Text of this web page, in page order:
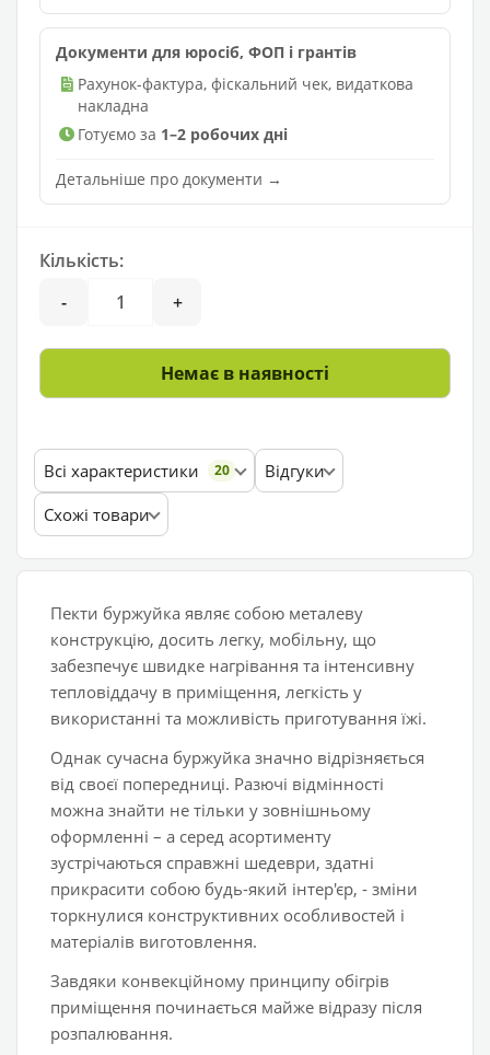
Документи для юросіб, ФОП і грантів
Рахунок-фактура, фіскальний чек, видаткова
накладна
Готуємо за 1–2 робочих дні
Детальніше про документи →
Кількість:
-
+
Немає в наявності
Всі характеристики 20
Відгуки
Схожі товари
Пекти буржуйка являє собою металеву
конструкцію, досить легку, мобільну, що
забезпечує швидке нагрівання та інтенсивну
тепловіддачу в приміщення, легкість у
використанні та можливість приготування їжі.
Однак сучасна буржуйка значно відрізняється
від своєї попередниці. Разючі відмінності
можна знайти не тільки у зовнішньому
оформленні – а серед асортименту
зустрічаються справжні шедеври, здатні
прикрасити собою будь-який інтер'єр, - зміни
торкнулися конструктивних особливостей і
матеріалів виготовлення.
Завдяки конвекційному принципу обігрів
приміщення починається майже відразу після
розпалювання.